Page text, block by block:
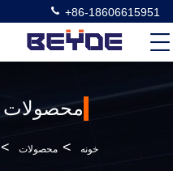
+86-18606615951
محصولات
خونه > محصولات >